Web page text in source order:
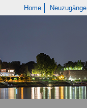
Home Neuzugänge